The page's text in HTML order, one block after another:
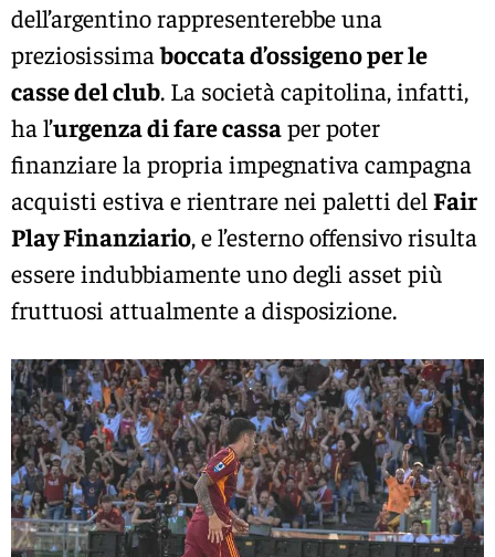
dell’argentino rappresenterebbe una
preziosissimaboccata d’ossigeno per le
casse del club. La società capitolina, infatti,
ha l’urgenza di fare cassaper poter
finanziare la propria impegnativa campagna
acquisti estiva e rientrare nei paletti del Fair
Play Finanziario, e l’esterno offensivo risulta
essere indubbiamente uno degli asset più
fruttuosi attualmente a disposizione.